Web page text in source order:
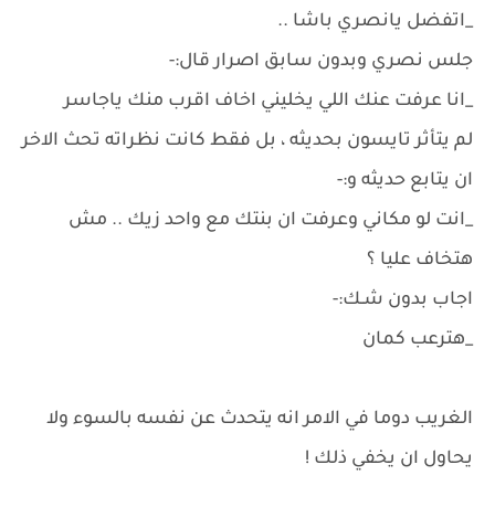
_اتفضل يانصري باشا ..
جلس نصري وبدون سابق اصرار قال:-
_انا عرفت عنك اللي يخليني اخاف اقرب منك ياجاسر
لم يتأثر تايسون بحديثه ، بل فقط كانت نظراته تحث الاخر
ان يتابع حديثه و:-
_انت لو مكاني وعرفت ان بنتك مع واحد زيك .. مش
هتخاف عليا ؟
اجاب بدون شـك:-
_هترعب كمان
الغريب دوما في الامر انه يتحدث عن نفسه بالسوء ولا
يحاول ان يخفي ذلك !